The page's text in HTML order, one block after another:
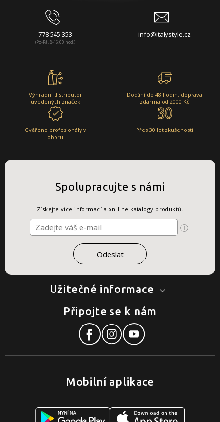
778 545 353
(Po-Pá, 8-16:00 hod.)
info@italystyle.cz
Výhradní distributor
uvedených značek
Dodání do 48 hodin, doprava
zdarma od 2000 Kč
Ověřeno profesionály v
oboru
Přes 30 let zkušeností
Užitečné informace
Spolupracujte s námi
Získejte více informací a on-line katalogy produktů.
Mobilní aplikace
Připojte se k nám